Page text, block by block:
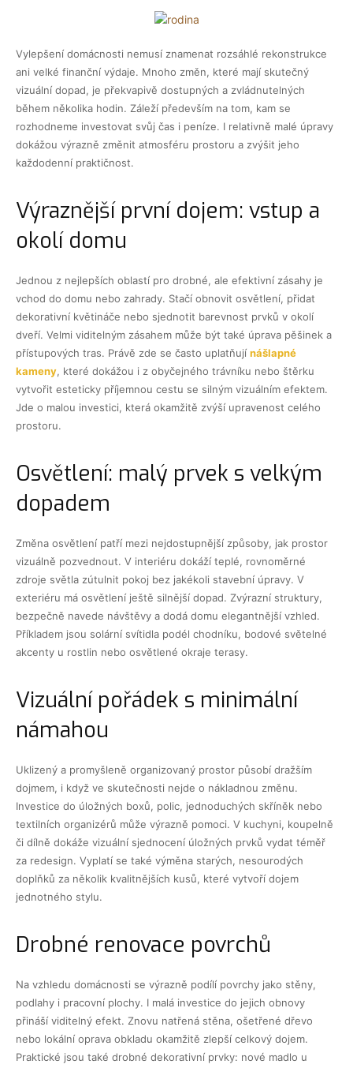
Vylepšení domácnosti nemusí znamenat rozsáhlé rekonstrukce
ani velké finanční výdaje. Mnoho změn, které mají skutečný
vizuální dopad, je překvapivě dostupných a zvládnutelných
během několika hodin. Záleží především na tom, kam se
rozhodneme investovat svůj čas i peníze. I relativně malé úpravy
dokážou výrazně změnit atmosféru prostoru a zvýšit jeho
každodenní praktičnost.
Výraznější první dojem: vstup a
okolí domu
Jednou z nejlepších oblastí pro drobné, ale efektivní zásahy je
vchod do domu nebo zahrady. Stačí obnovit osvětlení, přidat
dekorativní květináče nebo sjednotit barevnost prvků v okolí
dveří. Velmi viditelným zásahem může být také úprava pěšinek a
přístupových tras. Právě zde se často uplatňují nášlapné
kameny, které dokážou i z obyčejného trávníku nebo štěrku
vytvořit esteticky příjemnou cestu se silným vizuálním efektem.
Jde o malou investici, která okamžitě zvýší upravenost celého
prostoru.
Osvětlení: malý prvek s velkým
dopadem
Změna osvětlení patří mezi nejdostupnější způsoby, jak prostor
vizuálně pozvednout. V interiéru dokáží teplé, rovnoměrné
zdroje světla zútulnit pokoj bez jakékoli stavební úpravy. V
exteriéru má osvětlení ještě silnější dopad. Zvýrazní struktury,
bezpečně navede návštěvy a dodá domu elegantnější vzhled.
Příkladem jsou solární svítidla podél chodníku, bodové světelné
akcenty u rostlin nebo osvětlené okraje terasy.
Vizuální pořádek s minimální
námahou
Uklizený a promyšleně organizovaný prostor působí dražším
dojmem, i když ve skutečnosti nejde o nákladnou změnu.
Investice do úložných boxů, polic, jednoduchých skříněk nebo
textilních organizérů může výrazně pomoci. V kuchyni, koupelně
či dílně dokáže vizuální sjednocení úložných prvků vydat téměř
za redesign. Vyplatí se také výměna starých, nesourodých
doplňků za několik kvalitnějších kusů, které vytvoří dojem
jednotného stylu.
Drobné renovace povrchů
Na vzhledu domácnosti se výrazně podílí povrchy jako stěny,
podlahy i pracovní plochy. I malá investice do jejich obnovy
přináší viditelný efekt. Znovu natřená stěna, ošetřené dřevo
nebo lokální oprava obkladu okamžitě zlepší celkový dojem.
Praktické jsou také drobné dekorativní prvky: nové madlo u